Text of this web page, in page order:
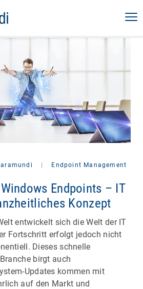
Endpoint Management
Endpoints – IT
Konzept
entwickelt sich die Welt der IT
Fortschritt erfolgt jedoch nicht
Dieses schnelle
birgt auch
Updates kommen mit
auf den Markt und